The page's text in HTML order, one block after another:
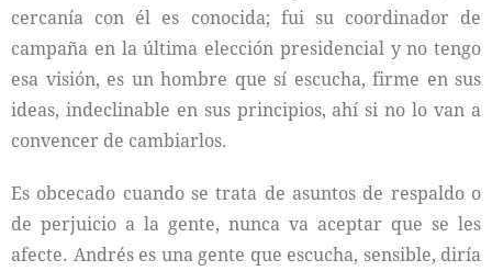
cercanía con él es conocida; fui su coordinador de
campaña en la última elección presidencial y no tengo
esa visión, es un hombre que sí escucha, firme en sus
ideas, indeclinable en sus principios, ahí si no lo van a
convencer de cambiarlos.
Es obcecado cuando se trata de asuntos de respaldo o
de perjuicio a la gente, nunca va aceptar que se les
afecte. Andrés es una gente que escucha, sensible, diría